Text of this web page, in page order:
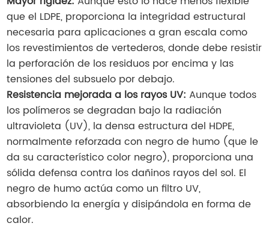
que el LDPE, proporciona la integridad estructural
necesaria para aplicaciones a gran escala como
los revestimientos de vertederos, donde debe resistir
la perforación de los residuos por encima y las
tensiones del subsuelo por debajo.
Resistencia mejorada a los rayos UV: Aunque todos
los polímeros se degradan bajo la radiación
ultravioleta (UV), la densa estructura del HDPE,
normalmente reforzada con negro de humo (que le
da su característico color negro), proporciona una
sólida defensa contra los dañinos rayos del sol. El
negro de humo actúa como un filtro UV,
absorbiendo la energía y disipándola en forma de
calor.